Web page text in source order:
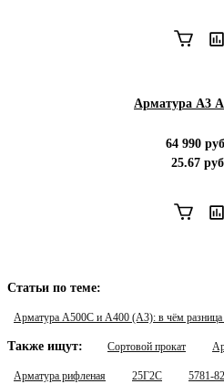
Арматура А3
64 990
25.67
Статьи по теме:
Арматура А500С и А400 (А3): в чём разница
Также ищут: Сортовой прокат
Арматура рифленая 25Г2С 5781-82